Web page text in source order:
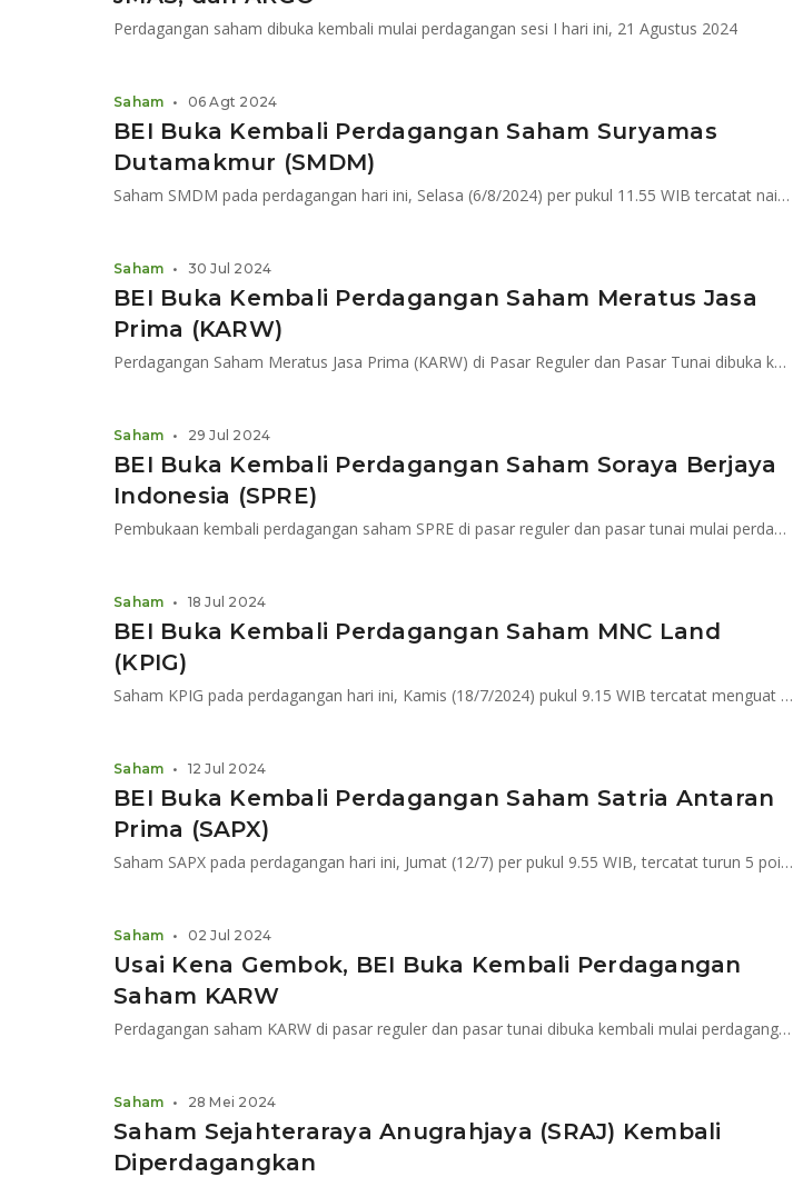
Perdagangan saham dibuka kembali mulai perdagangan sesi I hari ini, 21 Agustus 2024
BEI Buka Kembali Perdagangan Saham Suryamas
Dutamakmur (SMDM)
Saham SMDM pada perdagangan hari ini, Selasa (6/8/2024) per pukul 11.55 WIB tercatat naik 40 poin atau 8,77% menjadi Rp496
Saham • 06 Agt 2024
BEI Buka Kembali Perdagangan Saham Meratus Jasa
Prima (KARW)
Perdagangan Saham Meratus Jasa Prima (KARW) di Pasar Reguler dan Pasar Tunai dibuka kembali mulai perdagangan sesi I hari ini 30 Juli 2024
Saham • 30 Jul 2024
BEI Buka Kembali Perdagangan Saham Soraya Berjaya
Indonesia (SPRE)
Pembukaan kembali perdagangan saham SPRE di pasar reguler dan pasar tunai mulai perdagangan sesi I hari ini, Senin 29 Juli 2024
Saham • 29 Jul 2024
BEI Buka Kembali Perdagangan Saham MNC Land
(KPIG)
Saham KPIG pada perdagangan hari ini, Kamis (18/7/2024) pukul 9.15 WIB tercatat menguat 4 poin atau 3,45% menjadi Rp120
Saham • 18 Jul 2024
BEI Buka Kembali Perdagangan Saham Satria Antaran
Prima (SAPX)
Saham SAPX pada perdagangan hari ini, Jumat (12/7) per pukul 9.55 WIB, tercatat turun 5 poin atau -0,88% menjadi berada pada posisi Rp1.785
Saham • 12 Jul 2024
Usai Kena Gembok, BEI Buka Kembali Perdagangan
Saham KARW
Perdagangan saham KARW di pasar reguler dan pasar tunai dibuka kembali mulai perdagangan sesi I hari ini, 2 Juli 2024
Saham • 02 Jul 2024
Saham Sejahteraraya Anugrahjaya (SRAJ) Kembali
Diperdagangkan
Saham • 28 Mei 2024